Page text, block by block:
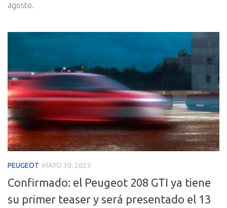
agosto.
PEUGEOT MAYO 30, 2025
Confirmado: el Peugeot 208 GTI ya tiene
su primer teaser y será presentado el 13